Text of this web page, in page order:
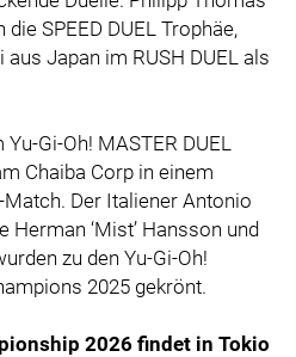
SPEED DUEL Trophäe,
Japan im RUSH DUEL als
Gi-Oh! MASTER DUEL
Chaiba Corp in einem
Der Italiener Antonio
Herman ‘Mist’ Hansson und
zu den Yu-Gi-Oh!
2025 gekrönt.
2026 findet in Tokio